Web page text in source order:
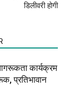
डिलीवरी होगी
कार्यक्रम
प्रतिभावान